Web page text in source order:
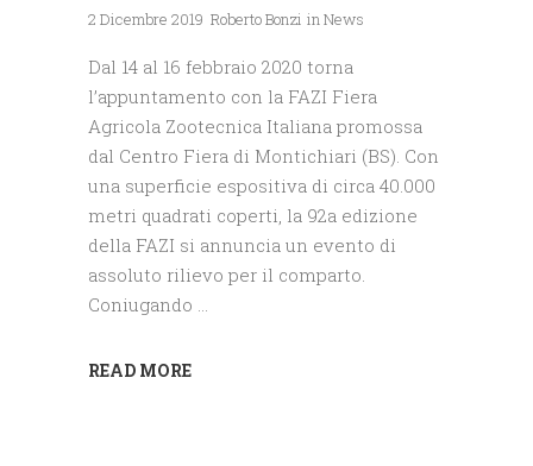
2 Dicembre 2019 Roberto Bonzi inNews
Dal 14 al 16 febbraio 2020 torna
l’appuntamento con la FAZI Fiera
Agricola Zootecnica Italiana promossa
dal Centro Fiera di Montichiari (BS). Con
una superficie espositiva di circa 40.000
metri quadrati coperti, la 92a edizione
della FAZI si annuncia un evento di
assoluto rilievo per il comparto.
Coniugando
READ MORE